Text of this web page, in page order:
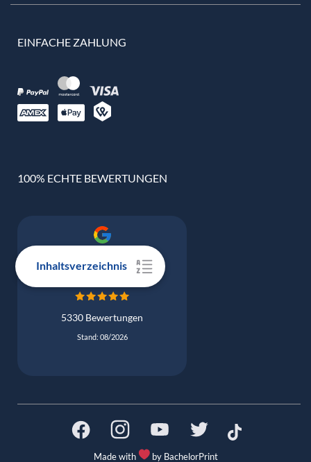
Inhaltsverzeichnis
EINFACHE ZAHLUNG
100% ECHTE BEWERTUNGEN
Google Bewertung
4.9
5330 Bewertungen
Stand: 08/2026
Made with by BachelorPrint